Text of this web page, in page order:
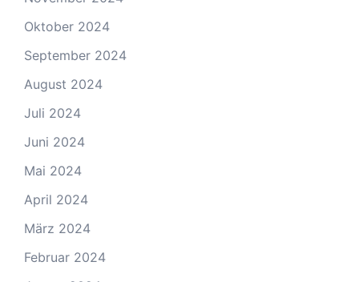
Oktober 2024
September 2024
August 2024
Juli 2024
Juni 2024
Mai 2024
April 2024
März 2024
Februar 2024